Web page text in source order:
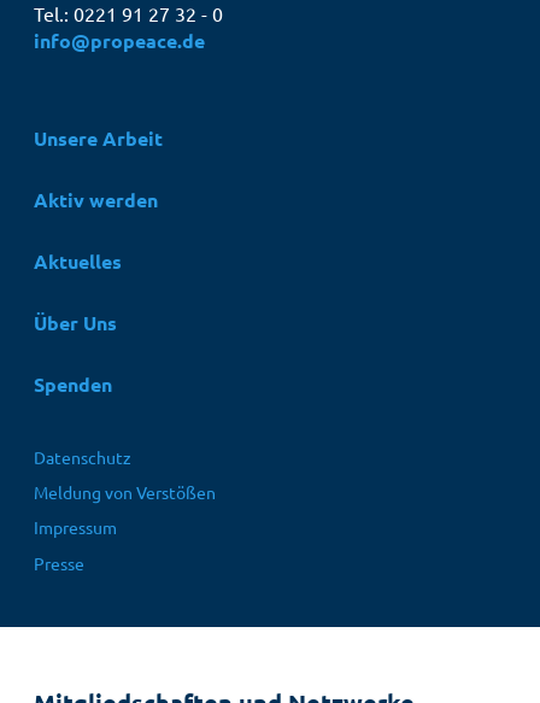
Tel.: 0221 91 27 32 - 0
info@propeace.de
Hauptnavigation
Unsere Arbeit
Aktiv werden
Aktuelles
Über Uns
Spenden
Fußbereichsmenü
Datenschutz
Meldung von Verstößen
Impressum
Presse